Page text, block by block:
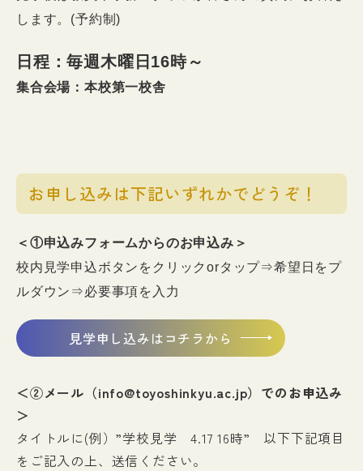
します。(予約制)
日程：毎週木曜日16時～
集合会場：本校第一校舎
お申し込みは下記いずれかでどうぞ！
＜①申込みフォームからのお申込み＞
校内見学申込ボタンをクリックorタップ⇒希望日をプ
ルダウン⇒必要事項を入力
見学申し込みはコチラから
＜②メール（info@toyoshinkyu.ac.jp）でのお申込み
＞
タイトルに(例）”学校見学 4.17 16時” 以下下記項目
をご記入の上、送信ください。